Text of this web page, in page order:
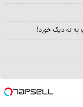
به ته دیگ خورد!